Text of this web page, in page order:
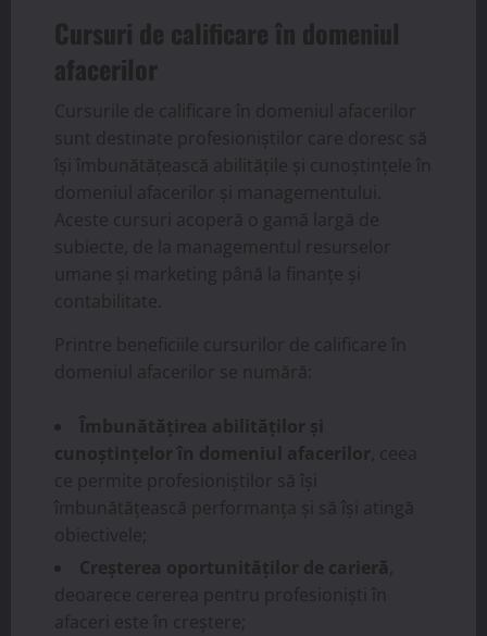
Cursuri de calificare în domeniul
afacerilor
Cursurile de calificare în domeniul afacerilor
sunt destinate profesioniștilor care doresc să
își îmbunătățească abilitățile și cunoștințele în
domeniul afacerilor și managementului.
Aceste cursuri acoperă o gamă largă de
subiecte, de la managementul resurselor
umane și marketing până la finanțe și
contabilitate.
Printre beneficiile cursurilor de calificare în
domeniul afacerilor se numără:
Îmbunătățirea abilităților și
cunoștințelor în domeniul afacerilor , ceea
ce permite profesioniștilor să își
îmbunătățească performanța și să își atingă
obiectivele;
Creșterea oportunităților de carieră
deoarece cererea pentru profesioniști în
afaceri este în creștere;